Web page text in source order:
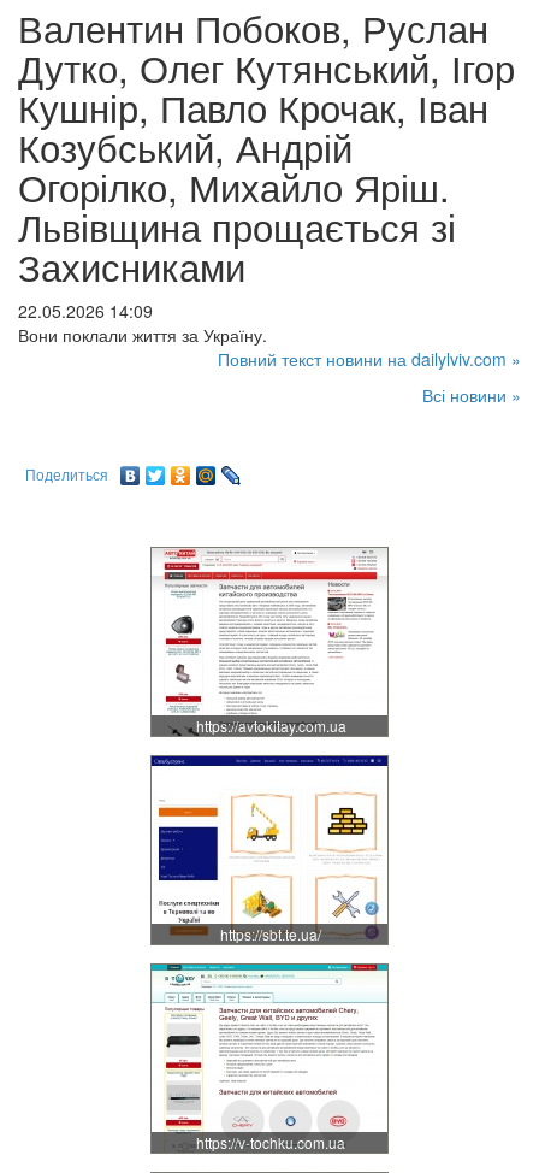
Валентин Побоков, Руслан
Дутко, Олег Кутянський, Ігор
Кушнір, Павло Крочак, Іван
Козубський, Андрій
Огорілко, Михайло Яріш.
Львівщина прощається зі
Захисниками
22.05.2026 14:09
Вони поклали життя за Україну.
Повний текст новини на dailylviv.com »
Всі новини »
Поделиться
https://avtokitay.com.ua
https://sbt.te.ua/
https://v-tochku.com.ua